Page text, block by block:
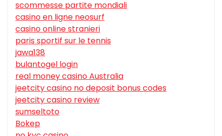
scommesse partite mondiali
casino en ligne neosurf
casino online stranieri
paris sportif sur le tennis
jawa138
bulantogel login
real money casino Australia
jeetcity casino no deposit bonus codes
jeetcity casino review
sumseltoto
Bokep